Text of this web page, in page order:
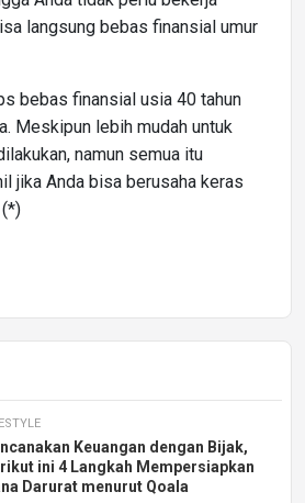
langsung bebas finansial umur
bebas finansial usia 40 tahun
Meskipun lebih mudah untuk
namun semua itu
jika Anda bisa berusaha keras
Keuangan dengan Bijak,
ini 4 Langkah Mempersiapkan
Darurat menurut Qoala